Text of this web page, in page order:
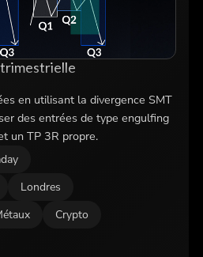
en utilisant la divergence SMT
des entrées de type engulfing
un TP 3R propre.
Londres
Crypto